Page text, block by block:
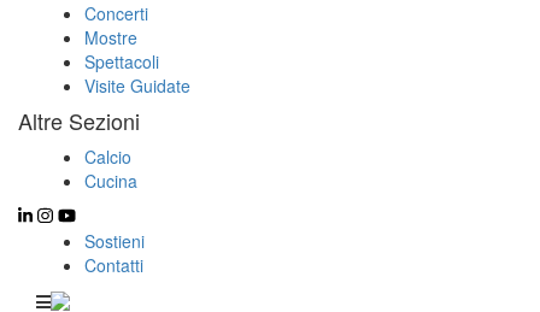
Concerti
Mostre
Spettacoli
Visite Guidate
Altre Sezioni
Calcio
Cucina
Sostieni
Contatti